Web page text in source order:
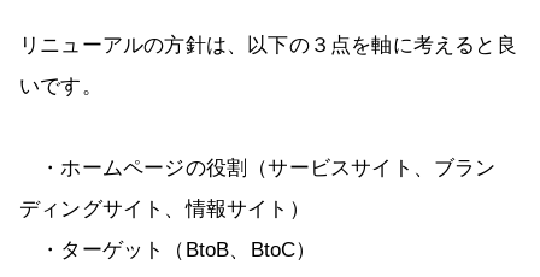
リニューアルの方針は、以下の３点を軸に考えると良
いです。
・ホームページの役割（サービスサイト、ブラン
ディングサイト、情報サイト）
・ターゲット（BtoB、BtoC）